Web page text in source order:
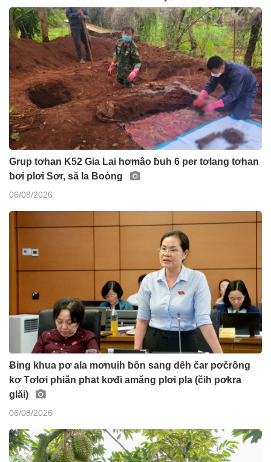
Grup tơhan K52 Gia Lai hơmâo ƀuh 6 per tơlang tơhan
ƀơi plơi Sơr, să Ia Boòng
06/08/2026
Ƀing khua pơ ala mơnuih ƀôn sang dêh čar pơčrông
kơ Tơlơi phiăn phat kơđi amăng plơi pla (čih pơkra
glăi)
06/08/2026